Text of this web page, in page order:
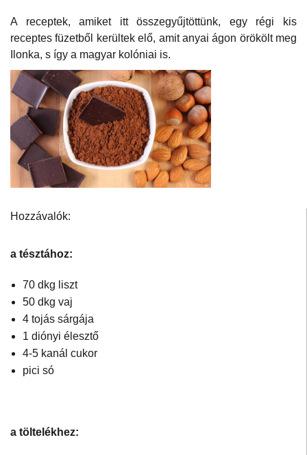
A receptek, amiket itt összegyűjtöttünk, egy régi kis
receptes füzetből kerültek elő, amit anyai ágon örökölt meg
Ilonka, s így a magyar kolóniai is.
Hozzávalók:
a tésztához:
70 dkg liszt
50 dkg vaj
4 tojás sárgája
1 diónyi élesztő
4-5 kanál cukor
pici só
a töltelékhez: